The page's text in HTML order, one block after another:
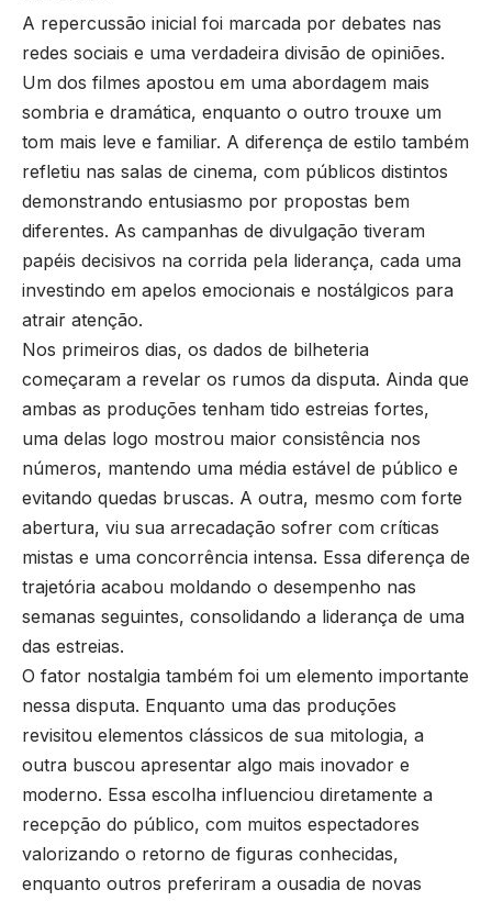
A repercussão inicial foi marcada por debates nas
redes sociais e uma verdadeira divisão de opiniões.
Um dos filmes apostou em uma abordagem mais
sombria e dramática, enquanto o outro trouxe um
tom mais leve e familiar. A diferença de estilo também
refletiu nas salas de cinema, com públicos distintos
demonstrando entusiasmo por propostas bem
diferentes. As campanhas de divulgação tiveram
papéis decisivos na corrida pela liderança, cada uma
investindo em apelos emocionais e nostálgicos para
atrair atenção.
Nos primeiros dias, os dados de bilheteria
começaram a revelar os rumos da disputa. Ainda que
ambas as produções tenham tido estreias fortes,
uma delas logo mostrou maior consistência nos
números, mantendo uma média estável de público e
evitando quedas bruscas. A outra, mesmo com forte
abertura, viu sua arrecadação sofrer com críticas
mistas e uma concorrência intensa. Essa diferença de
trajetória acabou moldando o desempenho nas
semanas seguintes, consolidando a liderança de uma
das estreias.
O fator nostalgia também foi um elemento importante
nessa disputa. Enquanto uma das produções
revisitou elementos clássicos de sua mitologia, a
outra buscou apresentar algo mais inovador e
moderno. Essa escolha influenciou diretamente a
recepção do público, com muitos espectadores
valorizando o retorno de figuras conhecidas,
enquanto outros preferiram a ousadia de novas